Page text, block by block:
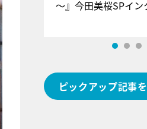
ンタ
～』今田美桜SPイ
ピックアップ記事